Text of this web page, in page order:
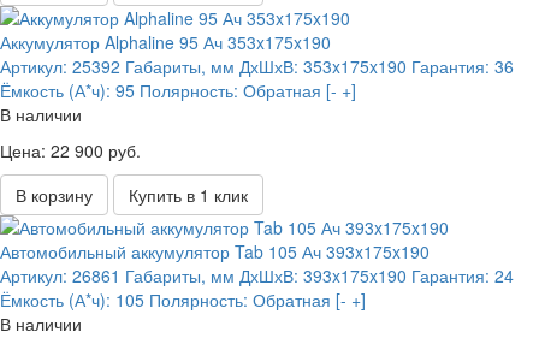
Аккумулятор Alphaline 95 Ач 353x175x190
Артикул: 25392 Габариты, мм ДхШхВ: 353x175x190 Гарантия: 36
Ёмкость (А*ч): 95 Полярность: Обратная [- +]
В наличии
Цена: 22 900 руб.
В корзину
Купить в 1 клик
Автомобильный аккумулятор Tab 105 Ач 393x175x190
Артикул: 26861 Габариты, мм ДхШхВ: 393x175x190 Гарантия: 24
Ёмкость (А*ч): 105 Полярность: Обратная [- +]
В наличии